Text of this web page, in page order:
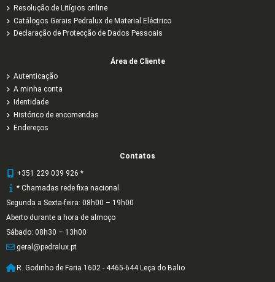
Resolução de Litígios online
Catálogos Gerais Pedralux de Material Eléctrico
Declaração de Protecção de Dados Pessoais
Área de Cliente
Autenticação
A minha conta
Identidade
Histórico de encomendas
Endereços
Contatos
+351 229 039 926 *
* Chamadas rede fixa nacional
Segunda a Sexta-feira: 08h00 – 19h00
Aberto durante a hora de almoço
Sábado: 08h30 – 13h00
geral@pedralux.pt
R. Godinho de Faria 1602 - 4465-644 Leça do Balio